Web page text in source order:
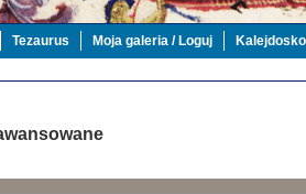
Tezaurus Moja galeria / Loguj